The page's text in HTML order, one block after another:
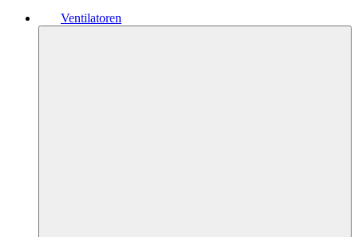
Ventilatoren